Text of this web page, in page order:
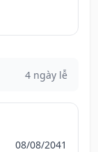
4 ngày lễ
08/08/2041